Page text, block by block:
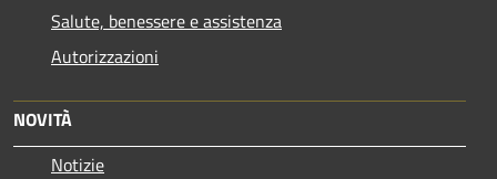
Salute, benessere e assistenza
Autorizzazioni
NOVITÀ
Notizie